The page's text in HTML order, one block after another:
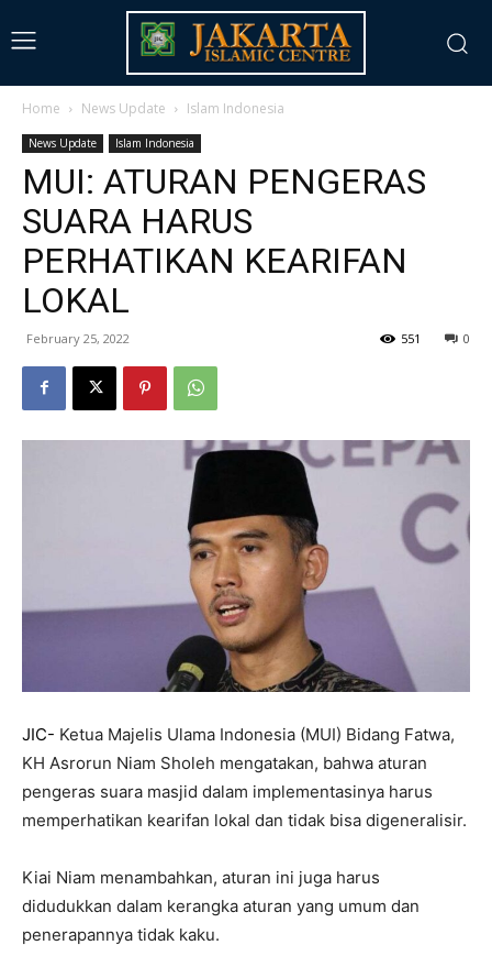
Home News Update Islam Indonesia
News Update Islam Indonesia
MUI: ATURAN PENGERAS
SUARA HARUS
PERHATIKAN KEARIFAN
LOKAL
February 25, 2022 0
551
JIC- Ketua Majelis Ulama Indonesia (MUI) Bidang Fatwa,
KH Asrorun Niam Sholeh mengatakan, bahwa aturan
pengeras suara masjid dalam implementasinya harus
memperhatikan kearifan lokal dan tidak bisa digeneralisir.
Kiai Niam menambahkan, aturan ini juga harus
didudukkan dalam kerangka aturan yang umum dan
penerapannya tidak kaku.